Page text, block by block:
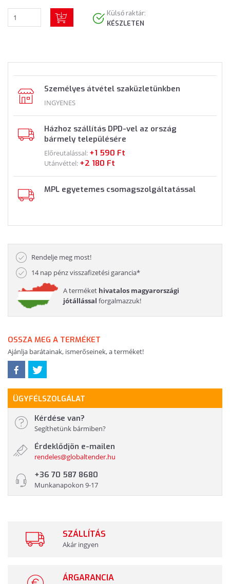
Külső raktár:
KÉSZLETEN
Személyes átvétel szaküzletünkben
INGYENES
Házhoz szállítás DPD-vel az ország
bármely településére
Előreutalással: +1 590 Ft
Utánvéttel: +2 180 Ft
MPL egyetemes csomagszolgáltatással
Rendelje meg most!
14 nap pénz visszafizetési garancia*
A terméket hivatalos magyarországi
jótállással forgalmazzuk!
OSSZA MEG A TERMÉKET
Ajánlja barátainak, ismerőseinek, a terméket!
ÜGYFÉLSZOLGÁLAT
Kérdése van?
Segíthetünk bármiben?
Érdeklődjön e-mailen
rendeles@globaltender.hu
+36 70 587 8680
Munkanapokon 9-17
SZÁLLÍTÁS
Akár ingyen
ÁRGARANCIA